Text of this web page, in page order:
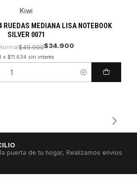
Kiwi
RUEDAS MEDIANA LISA NOTEBOOK
SILVER 0071
$49.900$34.900
x $11.634 sin interés
puerta de tu hogar, Realizamos envíos